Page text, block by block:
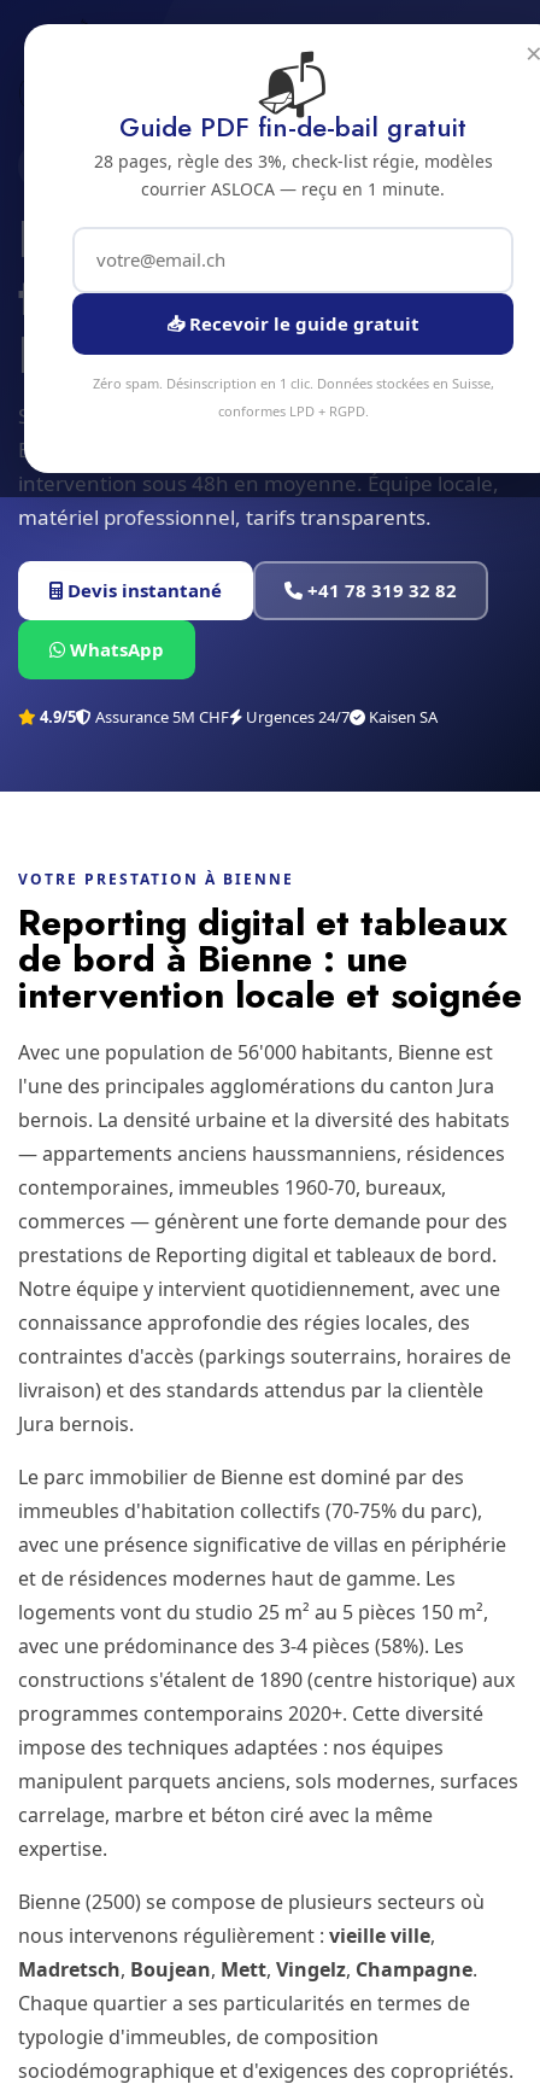
Reporting digital et tableaux de bord
Jura bernois Bienne
2500 · JURA BERNOIS
Reporting digital et
tableaux de bord a
Bienne
Service reporting digital et tableaux de bord à
Bienne et alentours. Devis gratuit sous 24h,
intervention sous 48h en moyenne. Équipe locale,
matériel professionnel, tarifs transparents.
Devis instantané +41 78 319 32 82
WhatsApp
4.9/5 Assurance 5M CHF Urgences 24/7 Kaisen SA
VOTRE PRESTATION À BIENNE
Reporting digital et tableaux
de bord à Bienne : une
intervention locale et soignée
Avec une population de 56'000 habitants, Bienne est
l'une des principales agglomérations du canton Jura
bernois. La densité urbaine et la diversité des habitats
— appartements anciens haussmanniens, résidences
contemporaines, immeubles 1960-70, bureaux,
commerces — génèrent une forte demande pour des
prestations de Reporting digital et tableaux de bord.
Notre équipe y intervient quotidiennement, avec une
connaissance approfondie des régies locales, des
contraintes d'accès (parkings souterrains, horaires de
livraison) et des standards attendus par la clientèle
Jura bernois.
Le parc immobilier de Bienne est dominé par des
immeubles d'habitation collectifs (70-75% du parc),
avec une présence significative de villas en périphérie
et de résidences modernes haut de gamme. Les
logements vont du studio 25 m² au 5 pièces 150 m²,
avec une prédominance des 3-4 pièces (58%). Les
constructions s'étalent de 1890 (centre historique) aux
programmes contemporains 2020+. Cette diversité
impose des techniques adaptées : nos équipes
manipulent parquets anciens, sols modernes, surfaces
carrelage, marbre et béton ciré avec la même
expertise.
Bienne (2500) se compose de plusieurs secteurs où
nous intervenons régulièrement : vieille ville,
Madretsch, Boujean, Mett, Vingelz, Champagne.
Chaque quartier a ses particularités en termes de
typologie d'immeubles, de composition
sociodémographique et d'exigences des copropriétés.
📬
Guide PDF fin-de-bail gratuit
28 pages, règle des 3%, check-list régie, modèles
courrier ASLOCA — reçu en 1 minute.
📥 Recevoir le guide gratuit
Zéro spam. Désinscription en 1 clic. Données stockées en Suisse,
conformes LPD + RGPD.